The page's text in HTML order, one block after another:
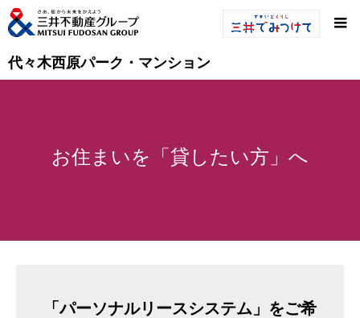
代々木西原パーク・マンション
お住まいを「貸したい方」へ
「パーソナルリースシステム」をご希